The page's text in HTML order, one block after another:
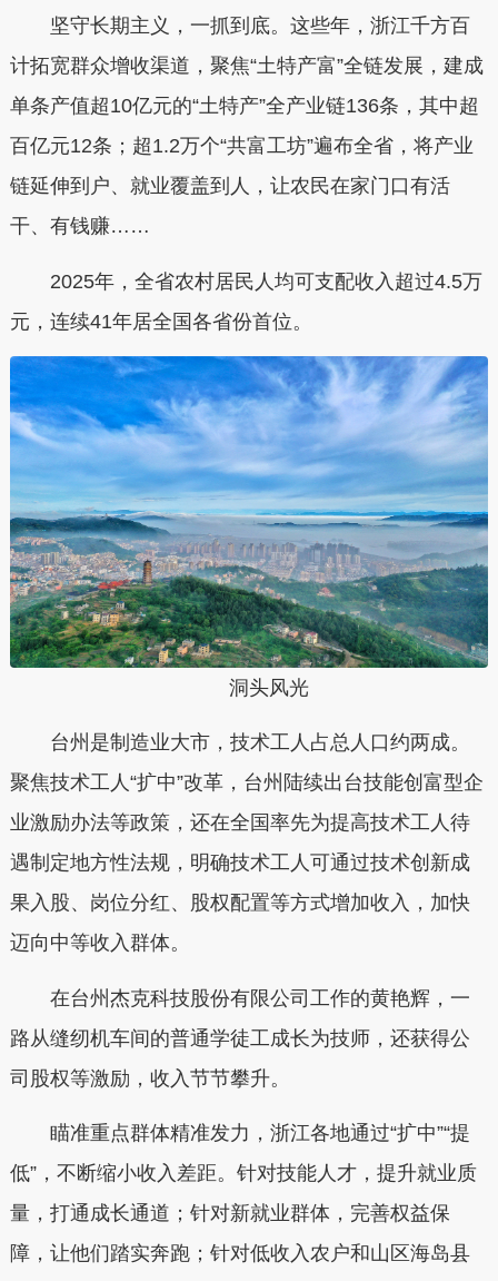
坚守长期主义，一抓到底。这些年，浙江千方百
计拓宽群众增收渠道，聚焦“土特产富”全链发展，建成
单条产值超10亿元的“土特产”全产业链136条，其中超
百亿元12条；超1.2万个“共富工坊”遍布全省，将产业
链延伸到户、就业覆盖到人，让农民在家门口有活
干、有钱赚……
2025年，全省农村居民人均可支配收入超过4.5万
元，连续41年居全国各省份首位。
洞头风光
台州是制造业大市，技术工人占总人口约两成。
聚焦技术工人“扩中”改革，台州陆续出台技能创富型企
业激励办法等政策，还在全国率先为提高技术工人待
遇制定地方性法规，明确技术工人可通过技术创新成
果入股、岗位分红、股权配置等方式增加收入，加快
迈向中等收入群体。
在台州杰克科技股份有限公司工作的黄艳辉，一
路从缝纫机车间的普通学徒工成长为技师，还获得公
司股权等激励，收入节节攀升。
瞄准重点群体精准发力，浙江各地通过“扩中”“提
低”，不断缩小收入差距。针对技能人才，提升就业质
量，打通成长通道；针对新就业群体，完善权益保
障，让他们踏实奔跑；针对低收入农户和山区海岛县